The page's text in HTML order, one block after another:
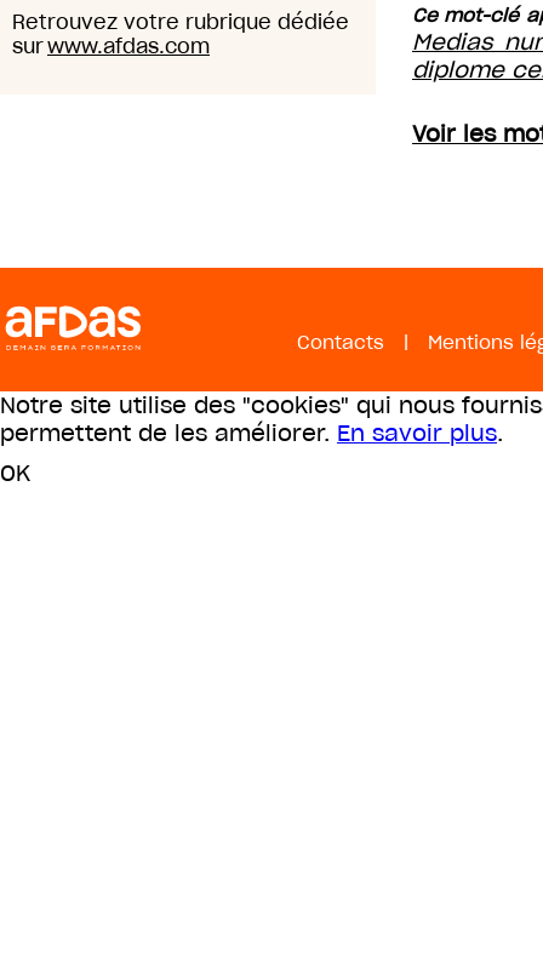
Retrouvez votre rubrique dédiée
surwww.afdas.com
Ce mot-clé
Medias
diplome
Voir les
Contacts | Mentions
Notre site utilise des "cookies" qui nous
permettent de les améliorer. En savoir plus.
OK